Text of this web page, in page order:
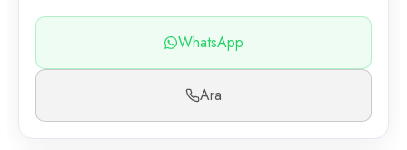
WhatsApp
Ara